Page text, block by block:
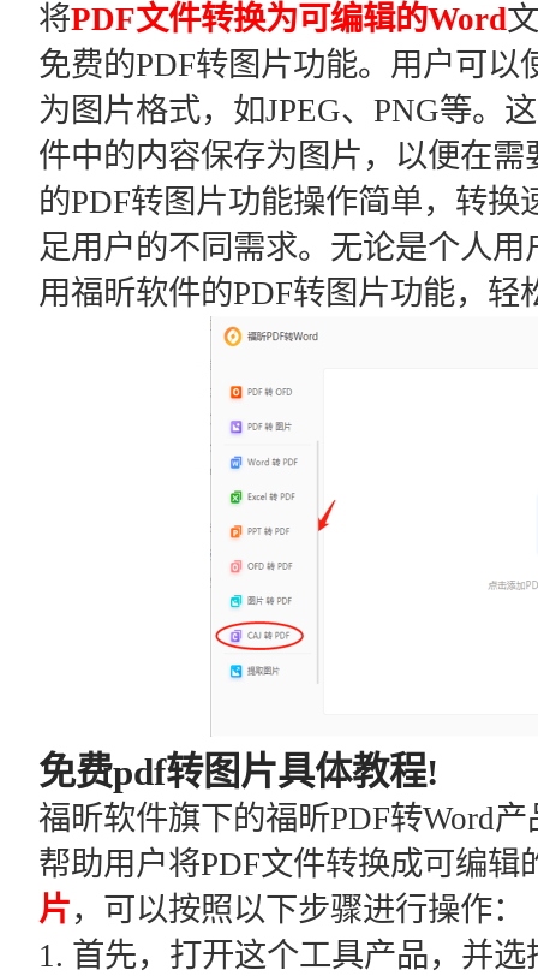
将PDF文件转换为可编辑的Word
免费的PDF转图片功能。用户可以
为图片格式，如JPEG、PNG等。
件中的内容保存为图片，以便在
的PDF转图片功能操作简单，转
足用户的不同需求。无论是个人
用福昕软件的PDF转图片功能，轻
免费pdf转图片具体教程!
福昕软件旗下的福昕PDF转Word
帮助用户将PDF文件转换成可编辑
片，可以按照以下步骤进行操作：
1. 首先，打开这个工具产品，并